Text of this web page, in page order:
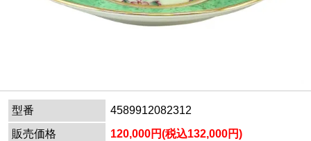
型番
4589912082312
販売価格
120,000円(税込132,000円)